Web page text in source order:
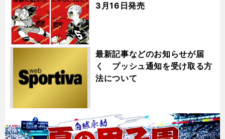
3月16日発売
最新記事などのお知らせが届
く プッシュ通知を受け取る方
法について